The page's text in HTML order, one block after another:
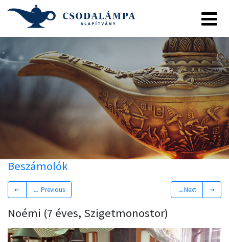
Beszámolók
⇠ ← Previous →Next ⇢
Noémi (7 éves, Szigetmonostor)